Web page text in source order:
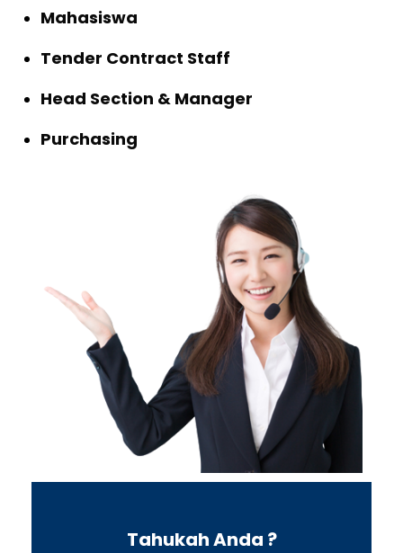
Mahasiswa
Tender Contract Staff
Head Section & Manager
Purchasing
Tahukah Anda ?